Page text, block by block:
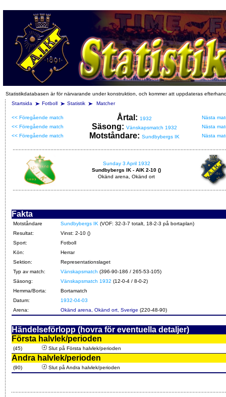
Statistikdatabasen är för närvarande under konstruktion, och kommer att uppdateras
Startsida
Fotboll Statistik Matcher
<< Föregående match Årtal: 1932
Nästa
<< Föregående match
Säsong: Vänskapsmatch 1932
Nästa
<< Föregående match
Motståndare: Sundbybergs IK Nästa
Sunday 3 April 1932
Sundbybergs IK - AIK 2-10 ()
Okänd arena, Okänd ort
Fakta
Motståndare Sundbybergs IK (VOF: 32-3-7 totalt, 18-2-3 på bortaplan)
Resultat:
Vinst: 2-10 ()
Sport:
Fotboll
Kön:
Herrar
Sektion:
Representationslaget
Typ av match:
Vänskapsmatch (396-90-186 / 265-53-105)
Säsong:
Vänskapsmatch 1932 (12-0-4 / 8-0-2)
Hemma/Borta:
Bortamatch
Datum:
1932-04-03
Arena:
Okänd arena, Okänd ort, Sverige (220-48-90)
Händelseförlopp (hovra för eventuella detaljer)
Första halvlek/perioden
(45) Slut på Första halvlek/perioden
Andra halvlek/perioden
(90) Slut på Andra halvlek/perioden